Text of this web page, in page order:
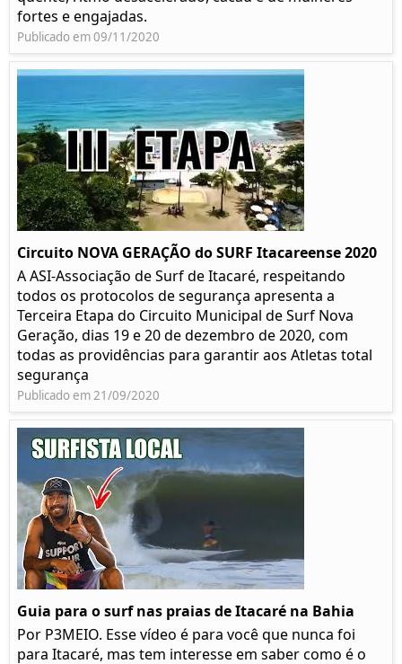
fortes e engajadas.
Publicado em 09/11/2020
Circuito NOVA GERAÇÃO do SURF Itacareense 2020
A ASI-Associação de Surf de Itacaré, respeitando
todos os protocolos de segurança apresenta a
Terceira Etapa do Circuito Municipal de Surf Nova
Geração, dias 19 e 20 de dezembro de 2020, com
todas as providências para garantir aos Atletas total
segurança
Publicado em 21/09/2020
Guia para o surf nas praias de Itacaré na Bahia
Por P3MEIO. Esse vídeo é para você que nunca foi
para Itacaré, mas tem interesse em saber como é o